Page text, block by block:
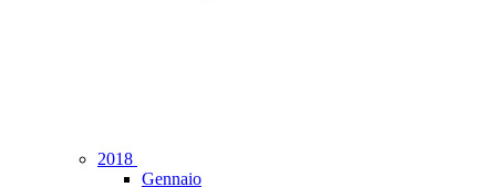
2018
Gennaio